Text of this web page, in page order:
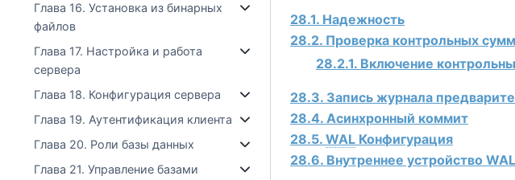
Глава 16. Установка из бинарных
файлов
Глава 17. Настройка и работа
сервера
Глава 18. Конфигурация сервера
Глава 19. Аутентификация клиента
Глава 20. Роли базы данных
Глава 21. Управление базами
28.1. Надежность
28.2. Проверка контрольных
28.2.1. Включение
28.3. Запись журнала
28.4. Асинхронный коммит
28.5. WAL Конфигурация
28.6. Внутреннее устройство WAL